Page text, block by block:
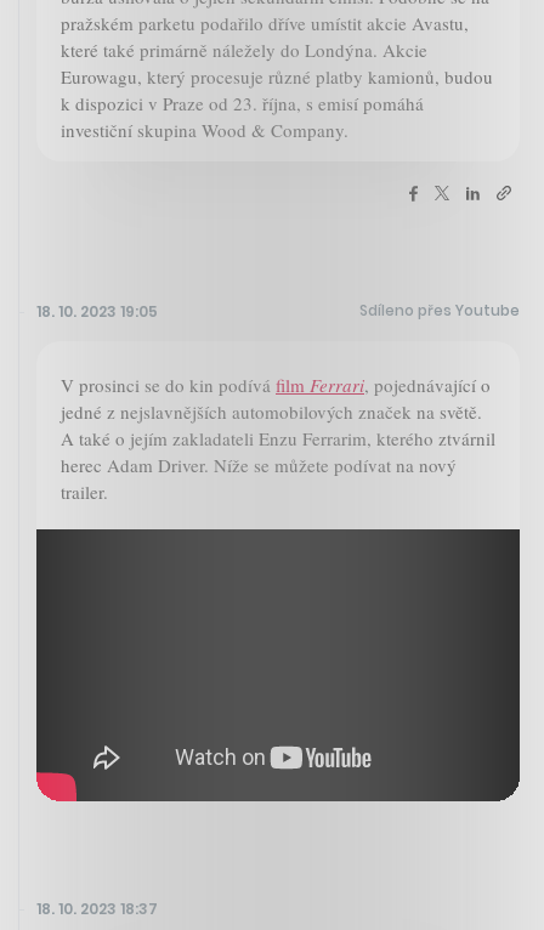
pražském parketu podařilo dříve umístit akcie Avastu,
které také primárně náležely do Londýna. Akcie
Eurowagu, který procesuje různé platby kamionů, budou
k dispozici v Praze od 23. října, s emisí pomáhá
investiční skupina Wood & Company.
18. 10. 2023 19:05 Sdíleno přes Youtube
V prosinci se do kin podívá film Ferrari, pojednávající o
jedné z nejslavnějších automobilových značek na světě.
A také o jejím zakladateli Enzu Ferrarim, kterého ztvárnil
herec Adam Driver. Níže se můžete podívat na nový
trailer.
18. 10. 2023 18:37